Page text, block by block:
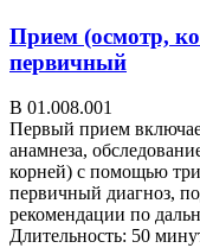
Прием (осмотр,
первичный
В 01.008.001
Первый прием
анамнеза,
корней) с помощью
первичный диагноз,
рекомендации по
Длительность: 50